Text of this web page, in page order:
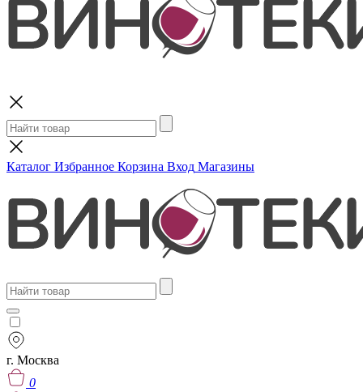
Каталог Избранное Корзина Вход Магазины
г. Москва
0